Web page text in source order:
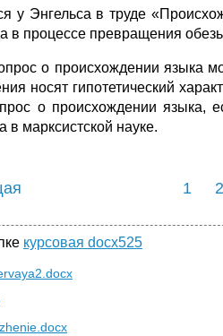
у Энгельса в труде
в процессе превращения
о происхождении языка
носят гипотетический
о происхождении языка,
в марксистской науке.
1 2
курсовая docx525